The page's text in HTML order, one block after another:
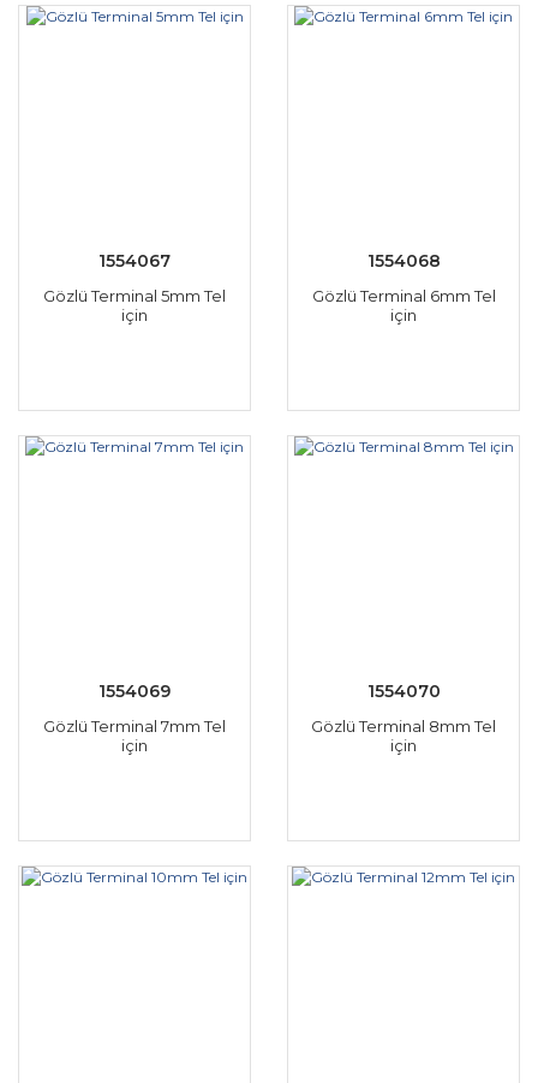
1554067
Gözlü Terminal 5mm Tel
için
1554068
Gözlü Terminal 6mm Tel
için
1554069
Gözlü Terminal 7mm Tel
için
1554070
Gözlü Terminal 8mm Tel
için